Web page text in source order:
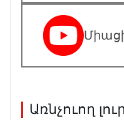
Առնչուող